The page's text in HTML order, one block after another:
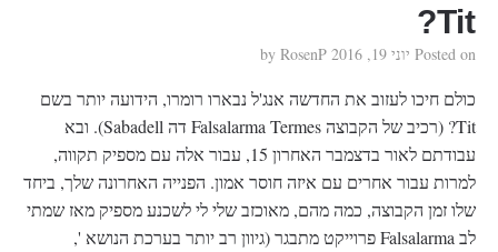
Tit?
Posted on יוני 19, 2016 RosenP
כולם חיכו לעזוב את החדשה אנג'ל נבארו רומרו, הידועה יותר בשם
Tit? (רכיב של הקבוצה Falsalarma Termes דה Sabadell). ובא
עבודתם לאור בדצמבר האחרון 15, עבור אלה עם מספיק תקווה,
למרות עבור אחרים עם איזה חוסר אמון. הפנייה האחרונה שלך, ביחד
שלו זמן הקבוצה, כמה מהם, מאוכזב שלי לי לשכנע מספיק מאז שמתי
לב Falsalarma פרוייקט מתבגר (גיוון רב יותר בערכת הנושא ',